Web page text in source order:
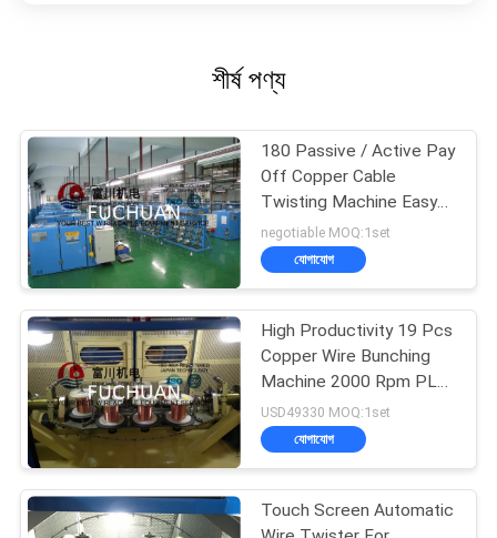
শীর্ষ পণ্য
180 Passive / Active Pay
Off Copper Cable
Twisting Machine Easy
Operation
negotiable MOQ:1set
যোগাযোগ
High Productivity 19 Pcs
Copper Wire Bunching
Machine 2000 Rpm PLC
Controller
USD49330 MOQ:1set
যোগাযোগ
Touch Screen Automatic